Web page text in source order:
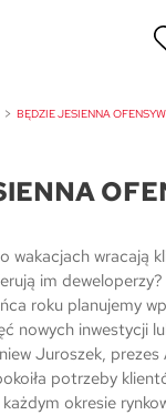
BĘDZIE JESIENNA
wakacjach wracają
im
roku planujemy
nowych inwestycji
Juroszek, prezes
potrzeby
okresie
Lubelskiej w
przy Białej
ATAL
nawet 5 000 zł
w Szczecinie